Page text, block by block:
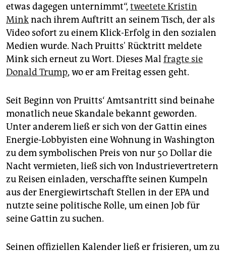
etwas dagegen unternimmt“, tweetete Kristin
Minknach ihrem Auftritt an seinem Tisch, der als
Video sofort zu einem Klick-Erfolg in den sozialen
Medien wurde. Nach Pruitts' Rücktritt meldete
Mink sich erneut zu Wort. Dieses Mal fragte sie
Donald Trump, wo er am Freitag essen geht.
Seit Beginn von Pruitts‘ Amtsantritt sind beinahe
monatlich neue Skandale bekannt geworden.
Unter anderem ließ er sich von der Gattin eines
Energie-Lobbyisten eine Wohnung in Washington
zu dem symbolischen Preis von nur 50 Dollar die
Nacht vermieten, ließ sich von Industrievertretern
zu Reisen einladen, verschaffte seinen Kumpeln
aus der Energiewirtschaft Stellen in der EPA und
nutzte seine politische Rolle, um einen Job für
seine Gattin zu suchen.
Seinen offiziellen Kalender ließ er frisieren, um zu